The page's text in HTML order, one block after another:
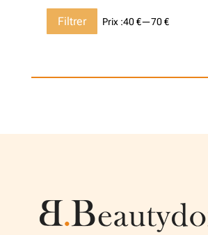
Filtrer Prix :40 €—70 €